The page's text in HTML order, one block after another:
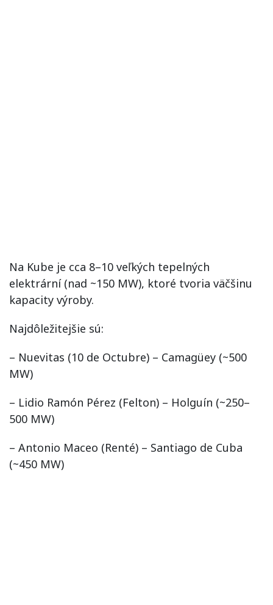
Na Kube je cca 8–10 veľkých tepelných
elektrární (nad ~150 MW), ktoré tvoria väčšinu
kapacity výroby.
Najdôležitejšie sú:
– Nuevitas (10 de Octubre) – Camagüey (~500
MW)
– Lidio Ramón Pérez (Felton) – Holguín (~250–
500 MW)
– Antonio Maceo (Renté) – Santiago de Cuba
(~450 MW)